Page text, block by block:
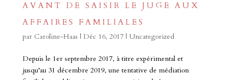
AVANT DE SAISIR LE JUGE AUX
AFFAIRES FAMILIALES
par Caroline-Haas | Déc 16, 2017| Uncategorized
Depuis le 1er septembre 2017, à titre expérimental et
jusqu’au 31 décembre 2019, une tentative de médiation